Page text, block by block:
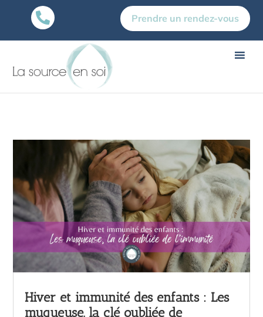
 Prendre un rendez-vous
Hiver et immunité des enfants : Les
muqueuse, la clé oubliée de